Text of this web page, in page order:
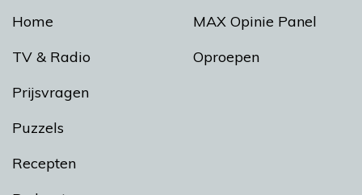
Home
TV & Radio
Prijsvragen
Puzzels
Recepten
MAX Opinie Panel
Oproepen